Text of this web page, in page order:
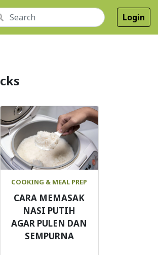
Login
COOKING & MEAL PREP
CARA MEMASAK
NASI PUTIH
AGAR PULEN DAN
SEMPURNA